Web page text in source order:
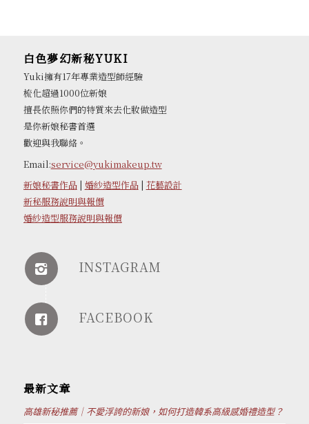
白色夢幻新秘YUKI
Yuki擁有17年專業造型師經驗
梳化超過1000位新娘
擅長依照你們的特質來去化妝做造型
是你新娘秘書首選
歡迎與我聯絡。
Email:service@yukimakeup.tw
新娘秘書作品| 婚紗造型作品| 花藝設計
新秘服務說明與報價
婚紗造型服務說明與報價
INSTAGRAM
FACEBOOK
最新文章
高雄新秘推薦｜不愛浮誇的新娘，如何打造韓系高級感婚禮造型？